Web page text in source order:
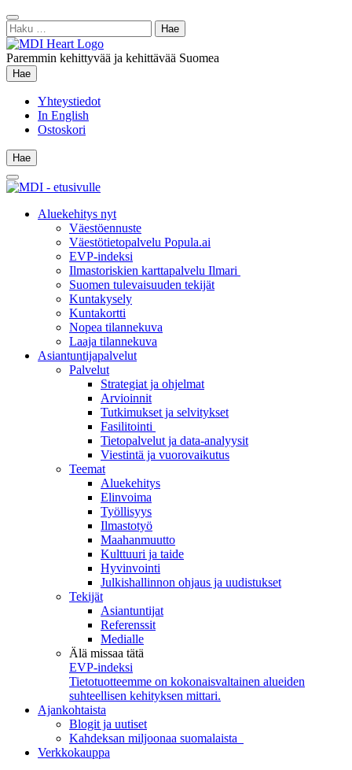
Siirry
sisältöön
Sulje
hae
Haku:
Paremmin kehittyvää ja kehittävää Suomea
Hae
Hae
Yhteystiedot
In English
Ostoskori
Hae
Hae
Main
Menu
Aluekehitys nyt
Väestöennuste
Väestötietopalvelu Popula.ai
EVP-indeksi
Ilmastoriskien karttapalvelu Ilmari
Suomen tulevaisuuden tekijät
Kuntakysely
Kuntakortti
Nopea tilannekuva
Laaja tilannekuva
Asiantuntijapalvelut
Palvelut
Strategiat ja ohjelmat
Arvioinnit
Tutkimukset ja selvitykset
Fasilitointi
Tietopalvelut ja data-analyysit
Viestintä ja vuorovaikutus
Teemat
Aluekehitys
Elinvoima
Työllisyys
Ilmastotyö
Maahanmuutto
Kulttuuri ja taide
Hyvinvointi
Julkishallinnon ohjaus ja uudistukset
Tekijät
Asiantuntijat
Referenssit
Medialle
Älä missaa tätä
EVP-indeksi
Tietotuotteemme on kokonaisvaltainen alueiden
suhteellisen kehityksen mittari.
Ajankohtaista
Blogit ja uutiset
Kahdeksan miljoonaa suomalaista
Verkkokauppa